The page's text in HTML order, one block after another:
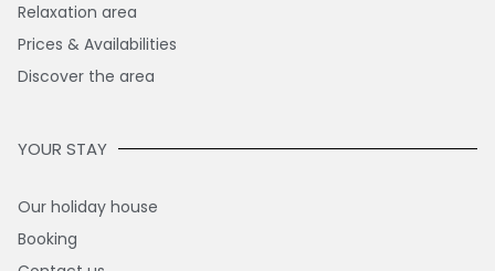
Relaxation area
Prices & Availabilities
Discover the area
YOUR STAY
Our holiday house
Booking